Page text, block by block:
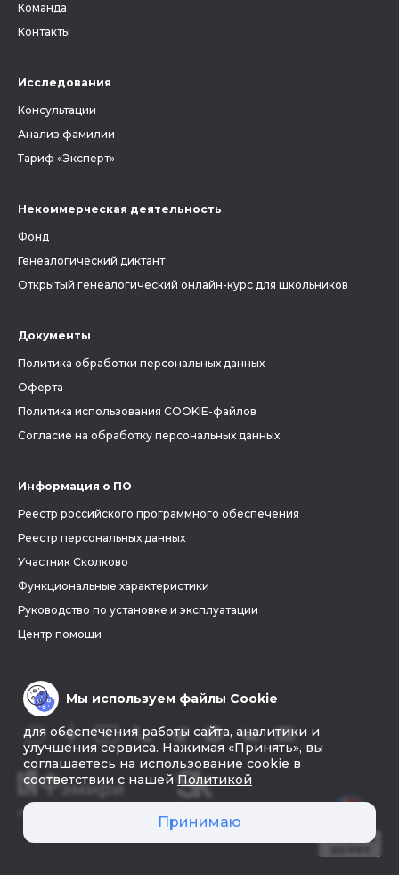
Команда
Контакты
Исследования
Консультации
Анализ фамилии
Тариф «Эксперт»
Некоммерческая деятельность
Фонд
Генеалогический диктант
Открытый генеалогический онлайн-курс для школьников
Документы
Политика обработки персональных данных
Оферта
Политика использования COOKIE-файлов
Согласие на обработку персональных данных
Информация о ПО
Реестр российского программного обеспечения
Реестр персональных данных
Участник Сколково
Функциональные характеристики
Руководство по установке и эксплуатации
Центр помощи
© 2026 «Фэмири»
Мы используем файлы Cookie
для обеспечения работы сайта, аналитики и
улучшения сервиса. Нажимая «Принять», вы
соглашаетесь на использование cookie в
соответствии с нашей Политикой
Принимаю
Создать